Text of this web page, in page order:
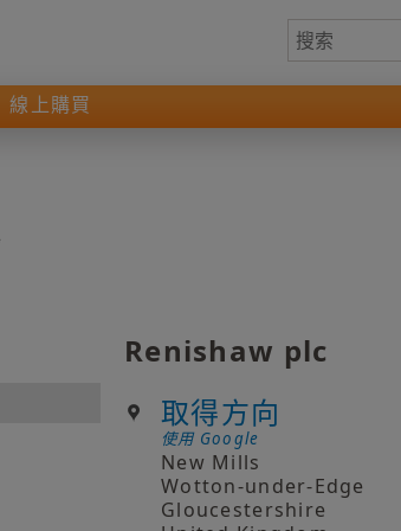
線上購買
Renishaw plc
取得方向
使用 Google
New Mills
Wotton-under-Edge
Gloucestershire